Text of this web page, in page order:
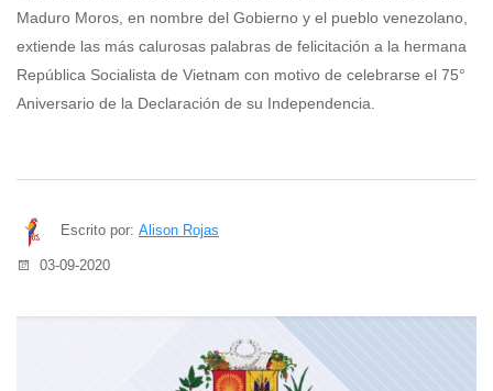
Maduro Moros, en nombre del Gobierno y el pueblo venezolano,
extiende las más calurosas palabras de felicitación a la hermana
República Socialista de Vietnam con motivo de celebrarse el 75°
Aniversario de la Declaración de su Independencia.
Escrito por: Alison Rojas
03-09-2020